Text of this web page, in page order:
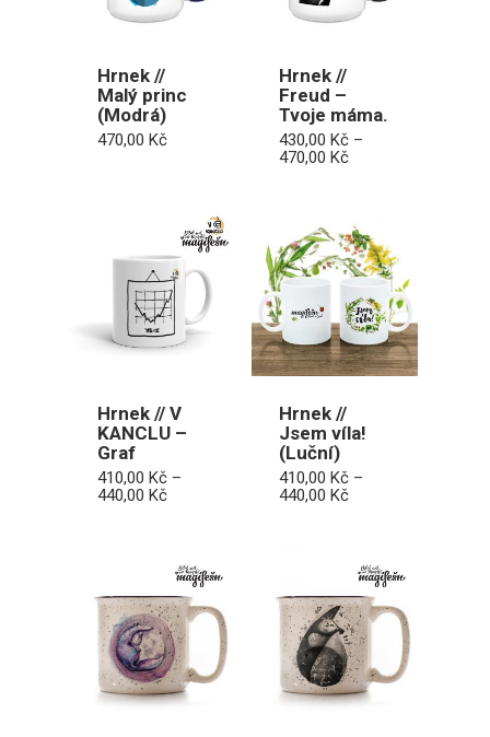
Hrnek //
Malý princ
(Modrá)
470,00 Kč
Hrnek //
Freud –
Tvoje máma.
430,00Kč –
470,00KčRozpětí
470,00 Kč
Hrnek // V
KANCLU –
Graf
410,00 Kč –
440,00 KčRozpětí
440,00 Kč
Hrnek //
Jsem víla!
(Luční)
410,00Kč –
440,00KčRozpětí
440,00 Kč